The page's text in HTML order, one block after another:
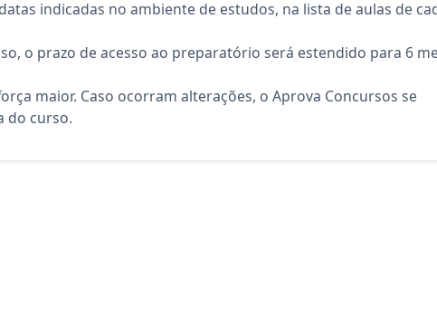
indicadas no ambiente de estudos, na lista de aulas de
o prazo de acesso ao preparatório será estendido para 6
maior. Caso ocorram alterações, o Aprova Concursos se
do curso.